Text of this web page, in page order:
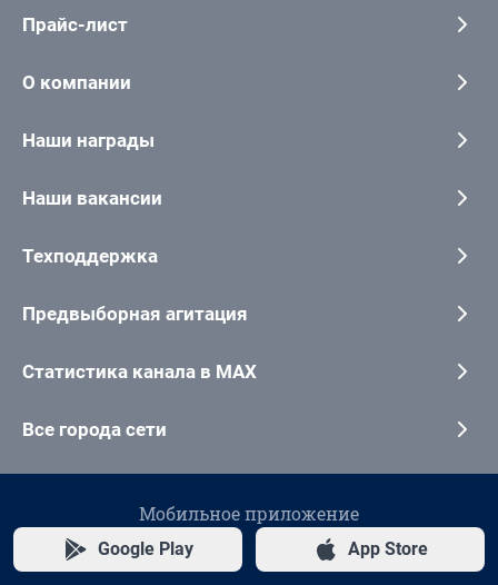
Прайс-лист
О компании
Наши награды
Наши вакансии
Техподдержка
Предвыборная агитация
Статистика канала в MAX
Все города сети
Мобильное приложение
Google Play App Store